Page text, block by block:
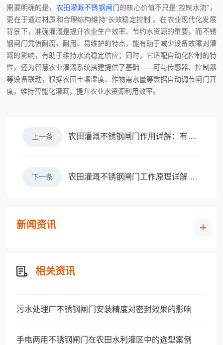
需要明确的是， 农田灌溉不锈钢闸门的核心价值不只是“控制水流”，
更在于通过材质和合理结构维持“长效稳定控制”。在农业现代化发展
背景下，准确灌溉是提升农业生产效率、节约水资源的重要，而不锈
钢闸门凭借耐腐、耐用、易维护的特点，能有助于减少设备故障对灌
溉的影响，有助于维持水流稳定供应；同时，它适配自动化控制的特
性，还为智慧农业灌溉系统搭建提供了基础——可与传感器、控制器
等设备联动，根据农田土壤湿度、作物需水量等数据自动调节闸门开
度，维持智能化灌溉，提升农业水资源利用效率。
上一条 农田灌溉不锈钢闸门作用详解：有助于维持灌溉与生态安全
下一条 农田灌溉不锈钢闸门工作原理详解 通俗易懂版
新闻资讯
相关资讯
污水处理厂不锈钢闸门安装精度对密封效果的影响
手电两用不锈钢闸门在农田水利灌区中的选型案例